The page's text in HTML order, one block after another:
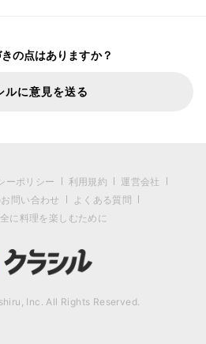
の点はありますか？
ルに意見を送る
ーポリシー 利用規約
運営会社
問い合わせ
よくある質問
に料理を楽しむために
Inc. All Rights Reserved.